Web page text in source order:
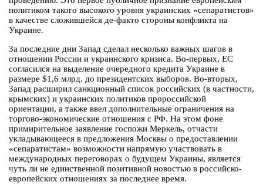
политиком такого высокого уровня украинских «сепаратистов»
в качестве сложившейся де-факто стороны конфликта на
Украине.
За последние дни Запад сделал несколько важных шагов в
отношении России и украинского кризиса. Во-первых, ЕС
согласился на выделение очередного кредита Украине в
размере $1,6 млрд. до президентских выборов. Во-вторых,
Запад расширил санкционный список российских (в частности,
крымских) и украинских политиков пророссийской
ориентации, а также ввел дополнительные ограничения на
торгово-экономические отношения с РФ. На этом фоне
примирительное заявление госпожи Меркель, отчасти
укладывающееся в предложения Москвы о предоставлении
«сепаратистам» возможности напрямую участвовать в
международных переговорах о будущем Украины, является
чуть ли не единственной позитивной новостью в российско-
европейских отношениях за последнее время.